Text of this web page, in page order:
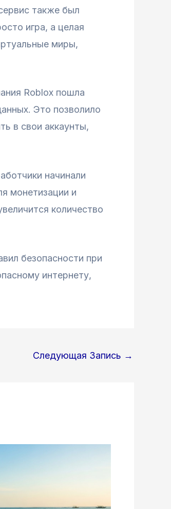
также был
игра, а целая
миры,
Roblox пошла
Это позволило
в свои аккаунты,
начинали
монетизации и
количество
безопасности при
интернету,
Следующая Запись →